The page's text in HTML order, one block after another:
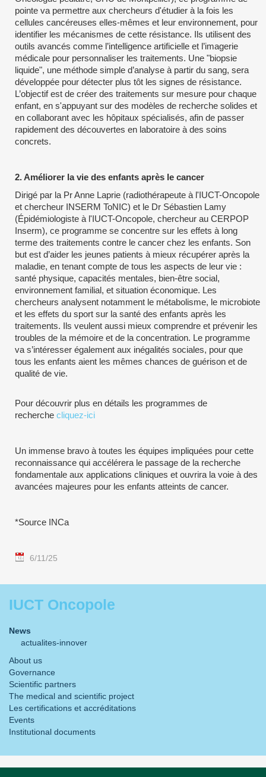
pointe va permettre aux chercheurs d'étudier à la fois les
cellules cancéreuses elles-mêmes et leur environnement, pour
identifier les mécanismes de cette résistance. Ils utilisent des
outils avancés comme l’intelligence artificielle et l’imagerie
médicale pour personnaliser les traitements. Une "biopsie
liquide", une méthode simple d’analyse à partir du sang, sera
développée pour détecter plus tôt les signes de résistance.
L’objectif est de créer des traitements sur mesure pour chaque
enfant, en s'appuyant sur des modèles de recherche solides et
en collaborant avec les hôpitaux spécialisés, afin de passer
rapidement des découvertes en laboratoire à des soins
concrets.
2. Améliorer la vie des enfants après le cancer
Dirigé par la Pr Anne Laprie (radiothérapeute à l'IUCT-Oncopole
et chercheur INSERM ToNIC) et le Dr Sébastien Lamy
(Épidémiologiste à l'IUCT-Oncopole, chercheur au CERPOP
Inserm), ce programme se concentre sur les effets à long
terme des traitements contre le cancer chez les enfants. Son
but est d’aider les jeunes patients à mieux récupérer après la
maladie, en tenant compte de tous les aspects de leur vie :
santé physique, capacités mentales, bien-être social,
environnement familial, et situation économique. Les
chercheurs analysent notamment le métabolisme, le microbiote
et les effets du sport sur la santé des enfants après les
traitements. Ils veulent aussi mieux comprendre et prévenir les
troubles de la mémoire et de la concentration. Le programme
va s’intéresser également aux inégalités sociales, pour que
tous les enfants aient les mêmes chances de guérison et de
qualité de vie.
Pour découvrir plus en détails les programmes de
recherche cliquez-ici
Un immense bravo à toutes les équipes impliquées pour cette
reconnaissance qui accélérera le passage de la recherche
fondamentale aux applications cliniques et ouvrira la voie à des
avancées majeures pour les enfants atteints de cancer.
*Source INCa
6/11/25
IUCT Oncopole
News
actualites-innover
About us
Governance
Scientific partners
The medical and scientific project
Les certifications et accréditations
Events
Institutional documents